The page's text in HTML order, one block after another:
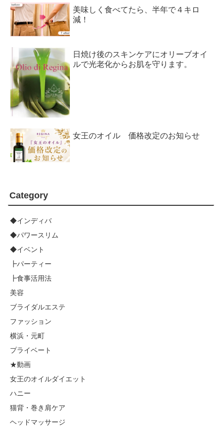
美味しく食べてたら、半年で４キロ
減！
日焼け後のスキンケアにオリーブオイ
ルで光老化からお肌を守ります。
女王のオイル 価格改定のお知らせ
Category
◆インディバ
◆パワースリム
◆イベント
┣パーティー
┣食事活用法
美容
ブライダルエステ
ファッション
横浜・元町
プライベート
★動画
女王のオイルダイエット
ハニー
猫背・巻き肩ケア
ヘッドマッサージ